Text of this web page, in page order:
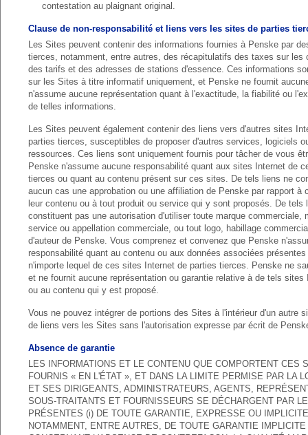
contestation au plaignant original.
Clause de non-responsabilité et liens vers les sites de parties
Les Sites peuvent contenir des informations fournies à Penske par
tierces, notamment, entre autres, des récapitulatifs des taxes sur les
des tarifs et des adresses de stations d'essence. Ces informations
sur les Sites à titre informatif uniquement, et Penske ne fournit
n'assume aucune représentation quant à l'exactitude, la fiabilité ou
de telles informations.
Les Sites peuvent également contenir des liens vers d'autres sites
parties tierces, susceptibles de proposer d'autres services, logiciels
ressources. Ces liens sont uniquement fournis pour tâcher de vous
Penske n'assume aucune responsabilité quant aux sites Internet de
tierces ou quant au contenu présent sur ces sites. De tels liens ne
aucun cas une approbation ou une affiliation de Penske par rapport à
leur contenu ou à tout produit ou service qui y sont proposés. De tels
constituent pas une autorisation d'utiliser toute marque commerciale,
service ou appellation commerciale, ou tout logo, habillage
d'auteur de Penske. Vous comprenez et convenez que Penske
responsabilité quant au contenu ou aux données associées présentes
n'importe lequel de ces sites Internet de parties tierces. Penske ne
et ne fournit aucune représentation ou garantie relative à de tels sites
ou au contenu qui y est proposé.
Vous ne pouvez intégrer de portions des Sites à l'intérieur d'un autre
de liens vers les Sites sans l'autorisation expresse par écrit de
Absence de garantie
LES INFORMATIONS ET LE CONTENU QUE COMPORTENT CES
FOURNIS « EN L'ÉTAT », ET DANS LA LIMITE PERMISE PAR LA
ET SES DIRIGEANTS, ADMINISTRATEURS, AGENTS,
SOUS-TRAITANTS ET FOURNISSEURS SE DÉCHARGENT PAR
PRÉSENTES (i) DE TOUTE GARANTIE, EXPRESSE OU
NOTAMMENT, ENTRE AUTRES, DE TOUTE GARANTIE IMPLICITE